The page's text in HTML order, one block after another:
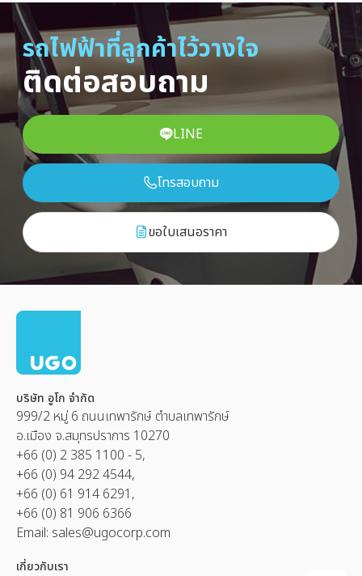
รถไฟฟ้าที่ลูกค้าไว้วางใจ
ติดต่อสอบถาม
LINE
โทรสอบถาม
ขอใบเสนอราคา
บริษัท อูโก จำกัด
999/2 หมู่ 6 ถนนเทพารักษ์ ตำบลเทพารักษ์
อ.เมือง จ.สมุทรปราการ 10270
+66 (0) 2 385 1100 - 5,
+66 (0) 94 292 4544,
+66 (0) 61 914 6291,
+66 (0) 81 906 6366
Email: sales@ugocorp.com
เกี่ยวกับเรา